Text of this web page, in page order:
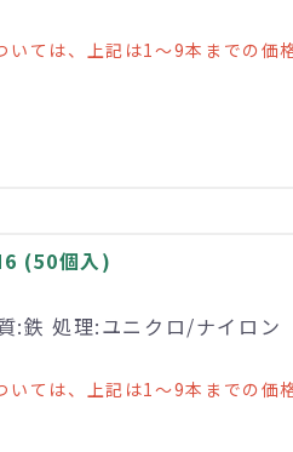
ては、上記は1～9本までの価
(50個入)
:鉄 処理:ユニクロ/ナイロン
ては、上記は1～9本までの価